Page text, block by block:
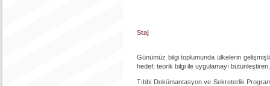
Staj
Günümüz bilgi toplumunda ülkelerin
hedef; teorik bilgi ile uygulamayı
Tıbbi Dokümantasyon ve Sekreterlik